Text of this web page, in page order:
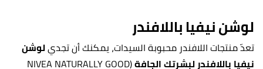
لوشن نيفيا باللافندر
تعدّ منتجات اللافندر محبوبة السيدات، يمكنك أن تجديلوشن
نيفيا باللافندر لبشرتك الجافة (NIVEA NATURALLY GOOD